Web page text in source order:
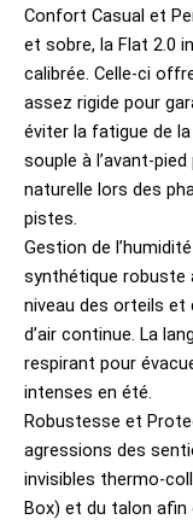
Confort Casual et
et sobre, la Flat 2.0
calibrée. Celle-ci
assez rigide pour
éviter la fatigue de
souple à l’avant-
naturelle lors des
pistes.
Gestion de
synthétique robuste
niveau des orteils
d’air continue. La
respirant pour
intenses en été.
Robustesse et
agressions des
invisibles thermo-
Box) et du talon afin